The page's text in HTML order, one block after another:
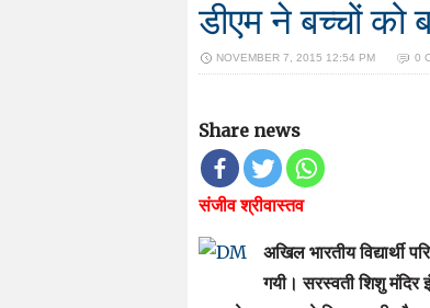
डीएम ने बच्चों को
NOVEMBER 7, 2015 12:54 PM 0
Share news
संजीव श्रीवास्तव
अखिल भारतीय विद्यार्थी
गयी। सरस्वती शिशु मंदिर